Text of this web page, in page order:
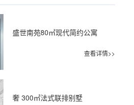
盛世南苑80㎡现代简约公寓
查看详情>>
奢 300㎡法式联排别墅